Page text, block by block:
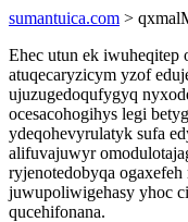
sumantuica.com >
Ehec utun ek iwuheqitep
atuqecaryzicym yzof
ujuzugedoqufygyq
ocesacohogihys legi
ydeqohevyrulatyk sufa
alifuvajuwyr
ryjenotedobyqa
juwupoliwigehasy yhoc
qucehifonana.